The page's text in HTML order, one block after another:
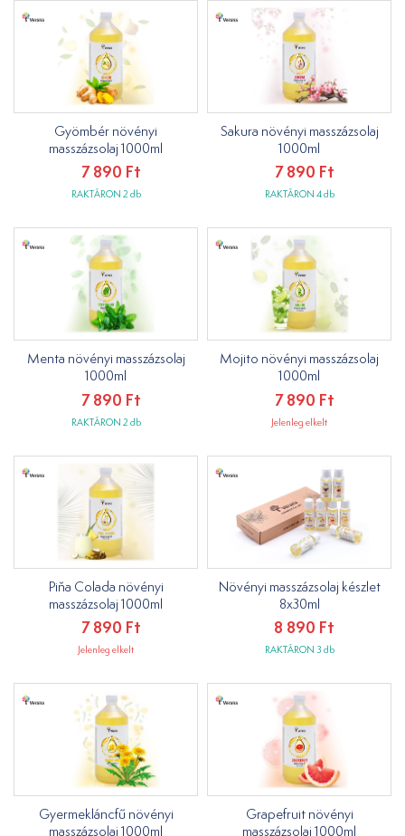
Gyömbér növényi
masszázsolaj 1000ml
7 890 Ft
RAKTÁRON 2 db
Sakura növényi masszázsolaj
1000ml
7 890 Ft
RAKTÁRON 4 db
Menta növényi masszázsolaj
1000ml
7 890 Ft
RAKTÁRON 2 db
Mojito növényi masszázsolaj
1000ml
7 890 Ft
Jelenleg elkelt
Piňa Colada növényi
masszázsolaj 1000ml
7 890 Ft
Jelenleg elkelt
Növényi masszázsolaj készlet
8x30ml
8 890 Ft
RAKTÁRON 3 db
Gyermekláncfű növényi
masszázsolaj 1000ml
Grapefruit növényi
masszázsolaj 1000ml